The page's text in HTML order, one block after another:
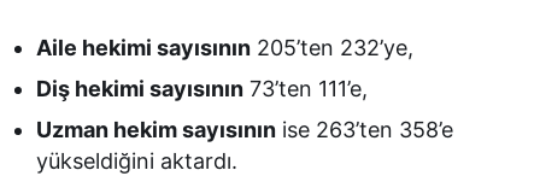
Aile hekimi sayısının 205’ten 232’ye,
Diş hekimi sayısının 73’ten 111’e,
Uzman hekim sayısının ise 263’ten 358’e
yükseldiğini aktardı.